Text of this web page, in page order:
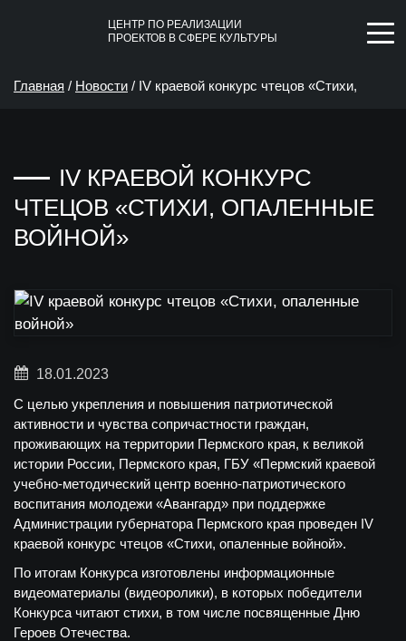
ЦЕНТР ПО РЕАЛИЗАЦИИ
ПРОЕКТОВ В СФЕРЕ КУЛЬТУРЫ
Главная / Новости / IV краевой конкурс чтецов «Стихи,
IV КРАЕВОЙ КОНКУРС
ЧТЕЦОВ «СТИХИ, ОПАЛЕННЫЕ
ВОЙНОЙ»
18.01.2023
С целью укрепления и повышения патриотической
активности и чувства сопричастности граждан,
проживающих на территории Пермского края, к великой
истории России, Пермского края, ГБУ «Пермский краевой
учебно-методический центр военно-патриотического
воспитания молодежи «Авангард» при поддержке
Администрации губернатора Пермского края проведен IV
краевой конкурс чтецов «Стихи, опаленные войной».
По итогам Конкурса изготовлены информационные
видеоматериалы (видеоролики), в которых победители
Конкурса читают стихи, в том числе посвященные Дню
Героев Отечества.